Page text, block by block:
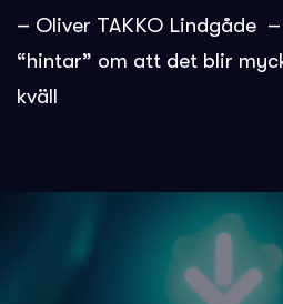
– Oliver TAKKO Lindgåde
“hintar” om att det blir
kväll